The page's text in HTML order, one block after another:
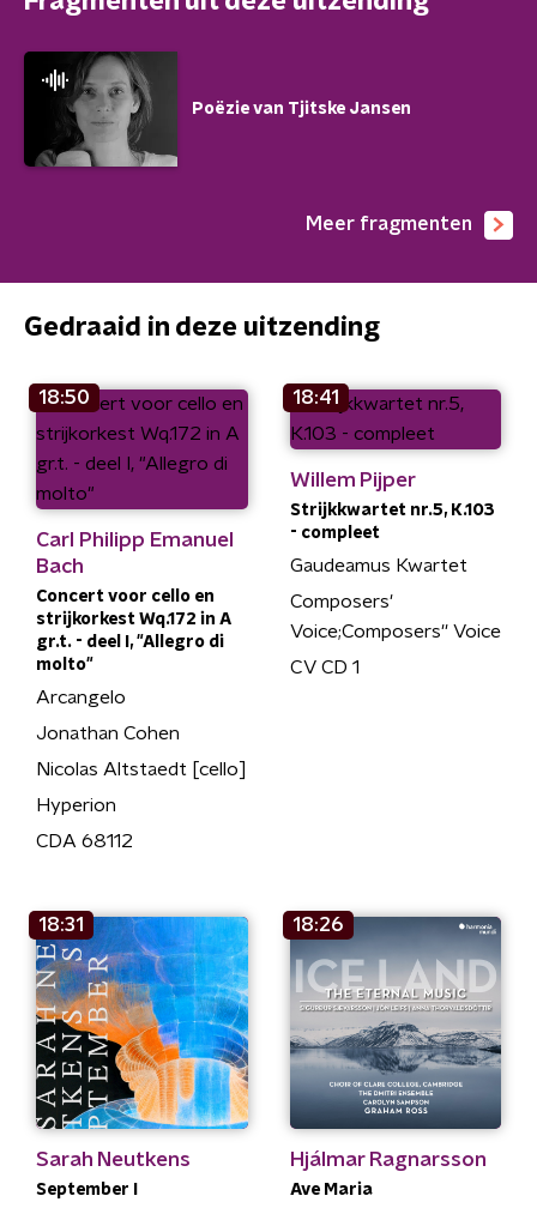
Poëzie van Tjitske Jansen
Meer fragmenten
Gedraaid in deze uitzending
18:50
Carl Philipp Emanuel
Bach
Concert voor cello en
strijkorkest Wq.172 in A
gr.t. - deel I, "Allegro di
molto"
Arcangelo
Jonathan Cohen
Nicolas Altstaedt [cello]
Hyperion
CDA 68112
18:41
Willem Pijper
Strijkkwartet nr.5, K.103
- compleet
Gaudeamus Kwartet
Composers'
Voice;Composers'' Voice
CV CD 1
18:31
Sarah Neutkens
September I
18:26
Hjálmar Ragnarsson
Ave Maria